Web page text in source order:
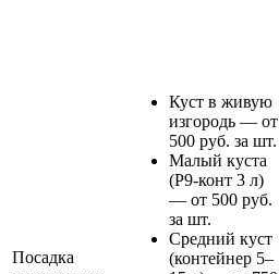
Посадка
Куст в живую
изгородь — от
500 руб. за шт.
Малый куста
(Р9-конт 3 л)
— от 500 руб.
за шт.
Средний куст
(контейнер 5–